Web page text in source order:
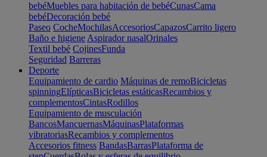
bebéMuebles para habitación de bebéCunasCama
bebéDecoración bebé
Paseo CocheMochilasAccesoriosCapazosCarrito ligero
Baño e higiene Aspirador nasalOrinales
Textil bebé CojinesFunda
Seguridad Barreras
Deporte
Equipamiento de cardio Máquinas de remoBicicletas
spinningElípticasBicicletas estáticasRecambios y
complementosCintasRodillos
Equipamiento de musculación
BancosMancuernasMáquinasPlataformas
vibratoriasRecambios y complementos
Accesorios fitness BandasBarrasPlataforma de